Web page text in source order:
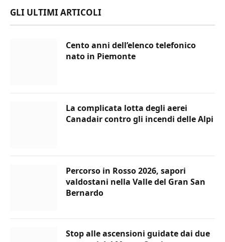
GLI ULTIMI ARTICOLI
Cento anni dell’elenco telefonico
nato in Piemonte
La complicata lotta degli aerei
Canadair contro gli incendi delle Alpi
Percorso in Rosso 2026, sapori
valdostani nella Valle del Gran San
Bernardo
Stop alle ascensioni guidate dai due